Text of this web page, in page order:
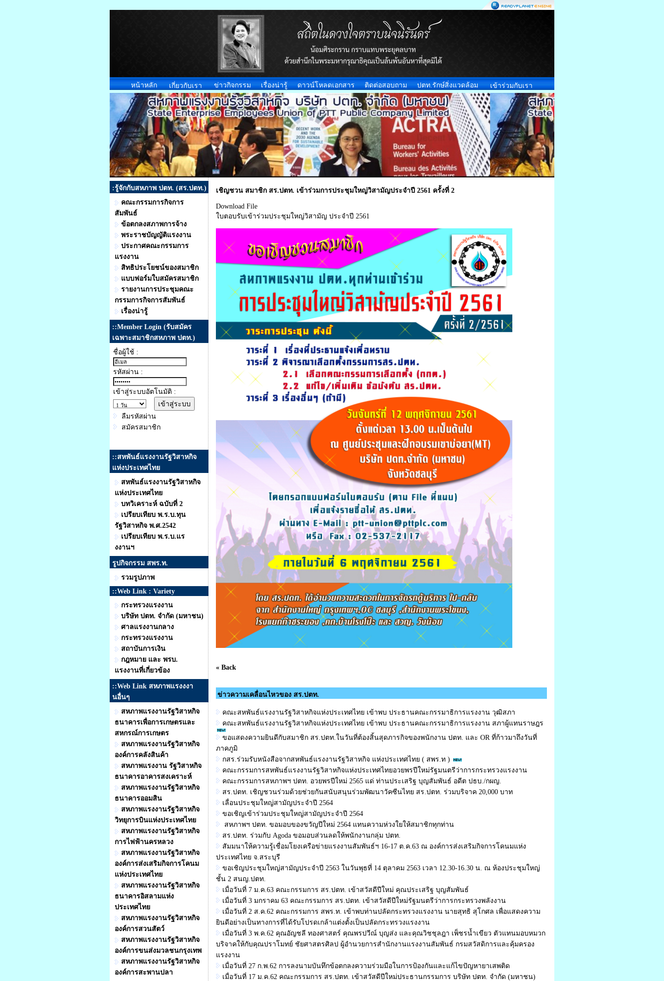
หน้าหลัก เกี่ยวกับเรา ข่าวกิจกรรม เรื่องน่ารู้ ดาวน์โหลดเอกสาร ติดต่อสอบถาม ปตท.รักษ์สิ่งแวดล้อม เข้าร่วมกับเรา
:รู้จักกับสหภาพ ปตท. (สร.ปตท.)
คณะกรรมการกิจการ
สัมพันธ์
ข้อตกลงสภาพการจ้าง
พระราชบัญญัติแรงงาน
ประกาศคณะกรรมการ
แรงงาน
สิทธิประโยชน์ของสมาชิก
แบบฟอร์มใบสมัครสมาชิก
รายงานการประชุมคณะ
กรรมการกิจการสัมพันธ์
เรื่องน่ารู้
::Member Login (รับสมัคร
เฉพาะสมาชิกสหภาพ ปตท.)
ชื่อผู้ใช้ :
รหัสผ่าน :
เข้าสู่ระบบอัตโนมัติ :
ลืมรหัสผ่าน
สมัครสมาชิก
::สหพันธ์แรงงานรัฐวิสาหกิจ
แห่งประเทศไทย
สหพันธ์แรงงานรัฐวิสาหกิจ
แห่งประเทศไทย
บทวิเคราะห์ ฉบับที่ 2
เปรียบเทียบ พ.ร.บ.ทุน
รัฐวิสาหกิจ พ.ศ.2542
เปรียบเทียบ พ.ร.บ.แร
งงานฯ
รูปกิจกรรม สพร.ท.
รวมรูปภาพ
::Web Link : Variety
กระทรวงแรงงาน
บริษัท ปตท. จำกัด (มหาชน)
ศาลแรงงานกลาง
กระทรวงแรงงาน
สถาบันการเงิน
กฎหมาย และ พรบ.
แรงงานที่เกี่ยวข้อง
::Web Link สหภาพแรงงงา
นอื่นๆ
สหภาพแรงงานรัฐวิสาหกิจ
ธนาคารเพื่อการเกษตรและ
สหกรณ์การเกษตร
สหภาพแรงงานรัฐวิสาหกิจ
องค์การคลังสินค้า
สหภาพแรงงาน รัฐวิสาหกิจ
ธนาคารอาคารสงเคราะห์
สหภาพแรงงานรัฐวิสาหกิจ
ธนาคารออมสิน
สหภาพแรงงานรัฐวิสาหกิจ
วิทยุการบินแห่งประเทศไทย
สหภาพแรงงานรัฐวิสาหกิจ
การไฟฟ้านครหลวง
สหภาพแรงงานรัฐวิสาหกิจ
องค์การส่งเสริมกิจการโคนม
แห่งประเทศไทย
สหภาพแรงงานรัฐวิสาหกิจ
ธนาคารอิสลามแห่ง
ประเทศไทย
สหภาพแรงงานรัฐวิสาหกิจ
องค์การสวนสัตว์
สหภาพแรงงานรัฐวิสาหกิจ
องค์การขนส่งมวลชนกรุงเทพ
สหภาพแรงงานรัฐวิสาหกิจ
องค์การสะพานปลา
เชิญชวน สมาชิก สร.ปตท. เข้าร่วมการประชุมใหญ่วิสามัญประจำปี 2561 ครั้งที่ 2
Download File
ใบตอบรับเข้าร่วมประชุมใหญ่วิสามัญ ประจำปี 2561
« Back
ข่าวความเคลื่อนไหวของ สร.ปตท.
คณะสหพันธ์แรงงานรัฐวิสาหกิจแห่งประเทศไทย เข้าพบ ประธานคณะกรรมาธิการแรงงาน วุฒิสภา
คณะสหพันธ์แรงงานรัฐวิสาหกิจแห่งประเทศไทย เข้าพบ ประธานคณะกรรมาธิการแรงงาน สภาผู้แทนราษฎร
ขอแสดงความยินดีกับสมาชิก สร.ปตท.ในวันที่ต้องสิ้นสุดภารกิจของพนักงาน ปตท. และ OR ที่ก้าวมาถึงวันที่
ภาคภูมิ
กสร.ร่วมรับหนังสือจากสหพันธ์แรงงานรัฐวิสาหกิจ แห่งประเทศไทย ( สพร.ท )
คณะกรรมการสหพันธ์แรงงานรัฐวิสาหกิจแห่งประเทศไทยอวยพรปีใหม่รัฐมนตรีว่าการกระทรวงแรงงาน
คณะกรรมการสหภาพฯ ปตท. อวยพรปีใหม่ 2565 แด่ ท่านประเสริฐ บุญสัมพันธ์ อดีต ปธบ./กผญ.
สร.ปตท. เชิญชวนร่วมด้วยช่วยกันสนับสนุนร่วมพัฒนาวัคซีนไทย สร.ปตท. ร่วมบริจาค 20,000 บาท
เลื่อนประชุมใหญ่สามัญประจำปี 2564
ขอเชิญเข้าร่วมประชุมใหญ่สามัญประจำปี 2564
สหภาพฯ ปตท. ขอมอบของขวัญปีใหม่ 2564 แทนความห่วงใยให้สมาชิกทุกท่าน
สร.ปตท. ร่วมกับ Agoda ขอมอบส่วนลดให้พนักงานกลุ่ม ปตท.
สัมมนาให้ความรู้เชื่อมโยงเครือข่ายแรงงานสัมพันธ์ฯ 16-17 ต.ค.63 ณ องค์การส่งเสริมกิจการโคนมแห่ง
ประเทศไทย จ.สระบุรี
ขอเชิญประชุมใหญ่สามัญประจำปี 2563 ในวันพุธที่ 14 ตุลาคม 2563 เวลา 12.30-16.30 น. ณ ห้องประชุมใหญ่
ชั้น 2 สนญ.ปตท.
เมื่อวันที่ 7 ม.ค.63 คณะกรรมการ สร.ปตท. เข้าสวัสดีปีใหม่ คุณประเสริฐ บุญสัมพันธ์
เมื่อวันที่ 3 มกราคม 63 คณะกรรมการ สร.ปตท. เข้าสวัสดีปีใหม่รัฐมนตรีว่าการกระทรวงพลังงาน
เมื่อวันที่ 2 ส.ค.62 คณะกรรมการ สพร.ท. เข้าพบท่านปลัดกระทรวงแรงงาน นายสุทธิ สุโกศล เพื่อแสดงความ
ยินดีอย่างเป็นทางการที่ได้รับโปรดเกล้าแต่งตั้งเป็นปลัดกระทรวงแรงงาน
เมื่อวันที่ 3 พ.ค.62 คุณอัญชลี ทองศาสตร์ คุณพรปวีณ์ บุญส่ง และคุณวิชชุลฎา เพ็ชรน้ำเขียว ตัวแทนมอบหมวก
บริจาคให้กับคุณปราโมทย์ ชัยศาสตรศิลป ผู้อำนวยการสำนักงานแรงงานสัมพันธ์ กรมสวัสดิการและคุ้มครอง
แรงงาน
เมื่อวันที่ 27 ก.พ.62 การลงนามบันทึกข้อตกลงความร่วมมือในการป้องกันและแก้ไขปัญหายาเสพติด
เมื่อวันที่ 17 ม.ค.62 คณะกรรมการ สร.ปตท. เข้าสวัสดีปีใหม่ประธานกรรมการ บริษัท ปตท. จำกัด (มหาชน)